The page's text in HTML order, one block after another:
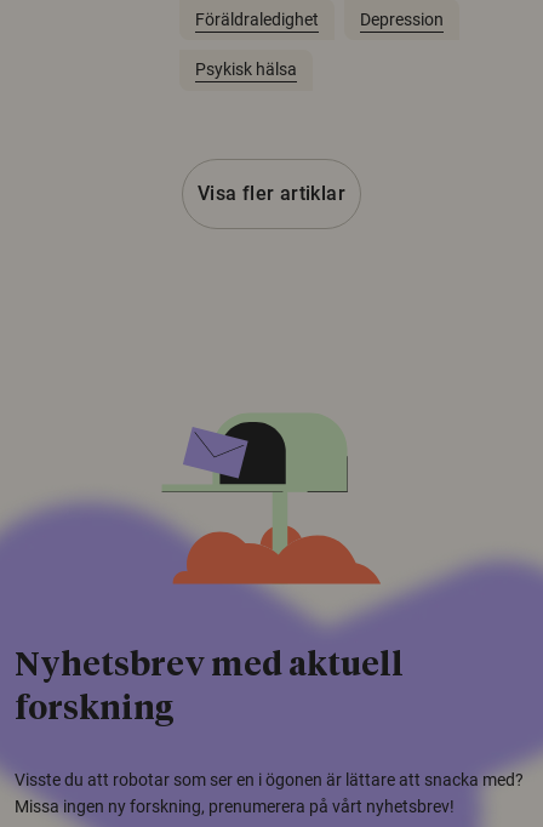
Föräldraledighet Depression
Psykisk hälsa
Visa fler artiklar
Nyhetsbrev med aktuell
forskning
Visste du att robotar som ser en i ögonen är lättare att snacka med?
Missa ingen ny forskning, prenumerera på vårt nyhetsbrev!